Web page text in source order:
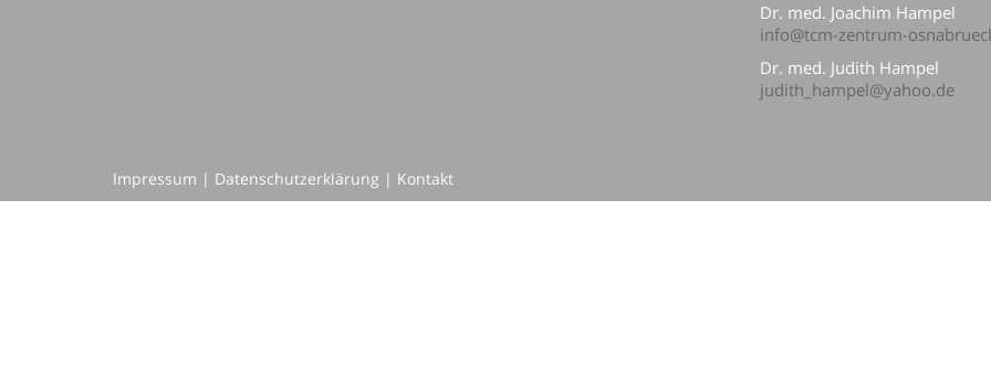
Dr. med. Joachim Hampel
info@tcm-zentrum-
Dr. med. Judith Hampel
judith_hampel@yahoo.de
Impressum | Datenschutzerklärung | Kontakt